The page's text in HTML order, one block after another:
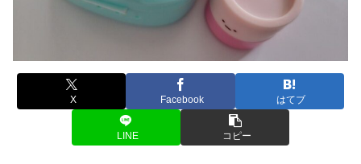
X Facebook はてブ
LINE コピー